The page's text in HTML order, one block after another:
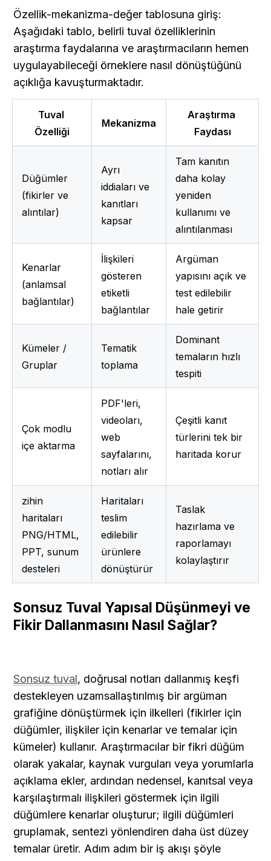
Özellik-mekanizma-değer tablosuna giriş:
Aşağıdaki tablo, belirli tuval özelliklerinin
araştırma faydalarına ve araştırmacıların hemen
uygulayabileceği örneklere nasıl dönüştüğünü
açıklığa kavuşturmaktadır.
Tuval
Özelliği
Mekanizma
Araştırma
Faydası
Düğümler
(fikirler ve
alıntılar)
Ayrı
iddiaları ve
kanıtları
kapsar
Tam kanıtın
daha kolay
yeniden
kullanımı ve
alıntılanması
Kenarlar
(anlamsal
bağlantılar)
İlişkileri
gösteren
etiketli
bağlantılar
Argüman
yapısını açık ve
test edilebilir
hale getirir
Kümeler /
Gruplar
Tematik
toplama
Dominant
temaların hızlı
tespiti
Çok modlu
içe aktarma
PDF'leri,
videoları,
web
sayfalarını,
notları alır
Çeşitli kanıt
türlerini tek bir
haritada korur
zihin
haritaları
PNG/HTML,
PPT, sunum
desteleri
Haritaları
teslim
edilebilir
ürünlere
dönüştürür
Taslak
hazırlama ve
raporlamayı
kolaylaştırır
Sonsuz Tuval Yapısal Düşünmeyi ve
Fikir Dallanmasını Nasıl Sağlar?
Sonsuz tuval, doğrusal notları dallanmış keşfi
destekleyen uzamsallaştırılmış bir argüman
grafiğine dönüştürmek için ilkelleri (fikirler için
düğümler, ilişkiler için kenarlar ve temalar için
kümeler) kullanır. Araştırmacılar bir fikri düğüm
olarak yakalar, kaynak vurguları veya yorumlarla
açıklama ekler, ardından nedensel, kanıtsal veya
karşılaştırmalı ilişkileri göstermek için ilgili
düğümlere kenarlar oluşturur; ilgili düğümleri
gruplamak, sentezi yönlendiren daha üst düzey
temalar üretir. Adım adım bir iş akışı şöyle